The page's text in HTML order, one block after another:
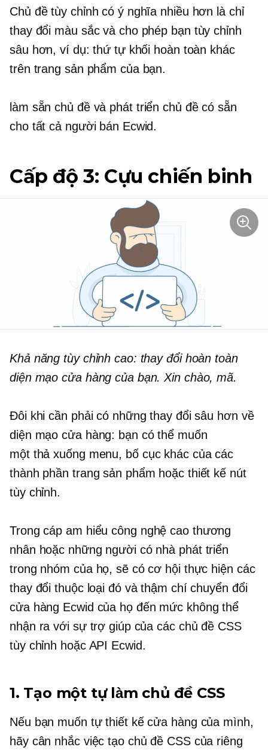
Chủ đề tùy chỉnh có ý nghĩa nhiều hơn là chỉ
thay đổi màu sắc và cho phép bạn tùy chỉnh
sâu hơn, ví dụ: thứ tự khối hoàn toàn khác
trên trang sản phẩm của bạn.
làm sẵn chủ đề và phát triển chủ đề có sẵn
cho tất cả người bán Ecwid.
Cấp độ 3: Cựu chiến binh
Khả năng tùy chỉnh cao: thay đổi hoàn toàn
diện mạo cửa hàng của bạn. Xin chào, mã.
Đôi khi cần phải có những thay đổi sâu hơn về
diện mạo cửa hàng: bạn có thể muốn
một thả xuống menu, bố cục khác của các
thành phần trang sản phẩm hoặc thiết kế nút
tùy chỉnh.
Trong cápam hiểu công nghệ caothương
nhân hoặc những người có nhà phát triển
trong nhóm của họ, sẽ có cơ hội thực hiện các
thay đổi thuộc loại đó và thậm chí chuyển đổi
cửa hàng Ecwid của họ đến mức không thể
nhận ra với sự trợ giúp của các chủ đề CSS
tùy chỉnh hoặc API Ecwid.
1. Tạo một tự làm chủ đề CSS
Nếu bạn muốn tự thiết kế cửa hàng của mình,
hãy cân nhắc việc tạo chủ đề CSS của riêng